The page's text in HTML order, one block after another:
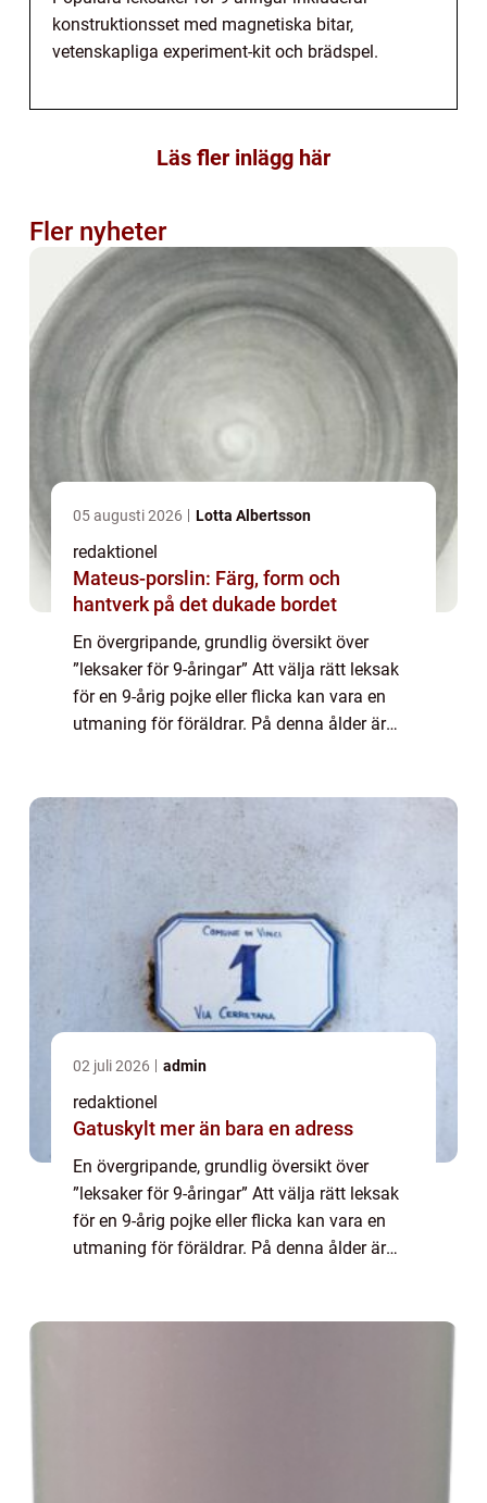
konstruktionsset med magnetiska bitar,
vetenskapliga experiment-kit och brädspel.
Läs fler inlägg här
Fler nyheter
05 augusti 2026 Lotta Albertsson
redaktionel
Mateus-porslin: Färg, form och
hantverk på det dukade bordet
En övergripande, grundlig översikt över
”leksaker för 9-åringar” Att välja rätt leksak
för en 9-årig pojke eller flicka kan vara en
utmaning för föräldrar. På denna ålder är
02 juli 2026 admin
redaktionel
Gatuskylt mer än bara en adress
En övergripande, grundlig översikt över
”leksaker för 9-åringar” Att välja rätt leksak
för en 9-årig pojke eller flicka kan vara en
utmaning för föräldrar. På denna ålder är